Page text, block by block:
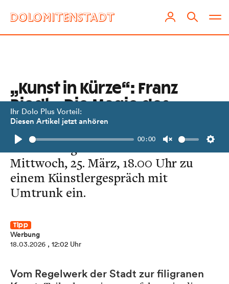
Ihr Dolo Plus Vorteil:
Diesen Artikel jetzt anhören
Play
00:00
Unmute
„Kunst in Kürze“: Franz
Riedl – Die Magie des
Schnitts
Das Bildungshaus Osttirol lädt am
Mittwoch, 25. März, 18.00 Uhr zu
einem Künstlergespräch mit
Umtrunk ein.
Tipp
Werbung
18.03.2026 , 12:02 Uhr
Vom Regelwerk der Stadt zur filigranen